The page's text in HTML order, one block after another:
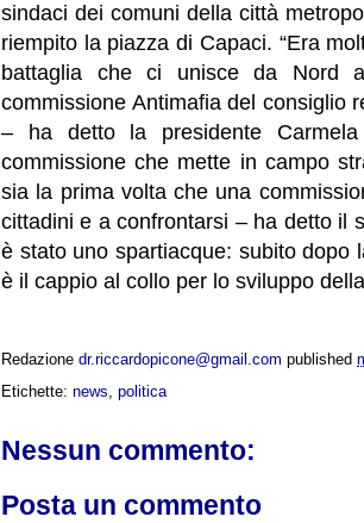
sindaci dei comuni della città
riempito la piazza di Capaci. “Era
battaglia che ci unisce da Nord
commissione Antimafia del consiglio
– ha detto la presidente
commissione che mette in campo
sia la prima volta che una
cittadini e a confrontarsi – ha detto il
è stato uno spartiacque: subito dopo
è il cappio al collo per lo sviluppo
Redazione dr.riccardopicone@gmail.com published
Etichette: news politica
Nessun commento:
Posta un commento